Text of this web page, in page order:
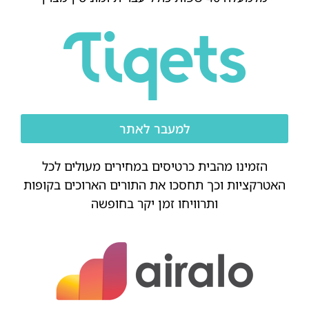
למעבר לאתר
הזמינו מהבית כרטיסים במחירים מעולים לכל
האטרקציות וכך תחסכו את התורים הארוכים בקופות
ותרוויחו זמן יקר בחופשה